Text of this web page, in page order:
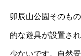
卯辰山公園そのも
的な遊具が設置さ
少ないです。自然